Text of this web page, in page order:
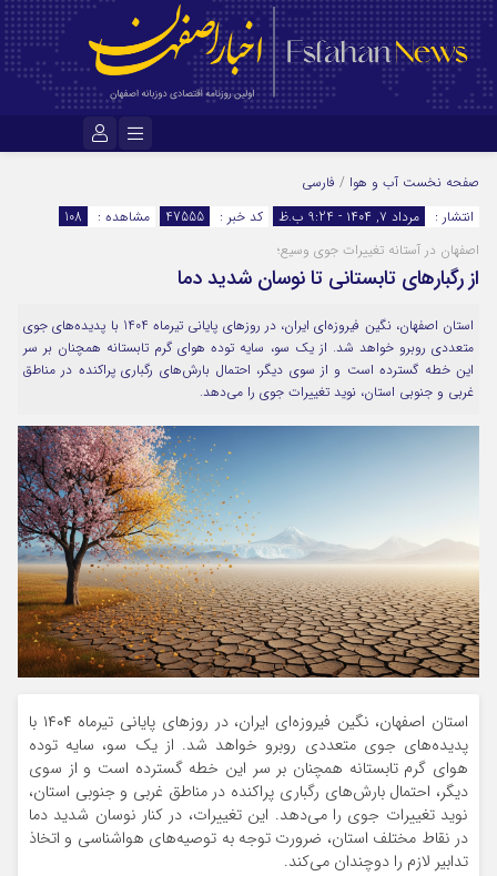
رمز عبور
مرا به خاطر بسپار
صفحه نخست آب و هوا / فارسی
انتشار :
مرداد ۷, ۱۴۰۴ - 9:24 ب.ظ کد خبر : 47555 مشاهده :
108
اصفهان در آستانه تغییرات جوی وسیع؛
از رگبارهای تابستانی تا نوسان شدید دما
استان اصفهان، نگین فیروزه‌ای ایران، در روزهای پایانی تیرماه 1404 با پدیده‌های جوی
متعددی روبرو خواهد شد. از یک سو، سایه توده هوای گرم تابستانه همچنان بر سر
این خطه گسترده است و از سوی دیگر، احتمال بارش‌های رگباری پراکنده در مناطق
غربی و جنوبی استان، نوید تغییرات جوی را می‌دهد.
استان اصفهان، نگین فیروزه‌ای ایران، در روزهای پایانی تیرماه ۱۴۰۴ با
پدیده‌های جوی متعددی روبرو خواهد شد. از یک سو، سایه توده
هوای گرم تابستانه همچنان بر سر این خطه گسترده است و از سوی
دیگر، احتمال بارش‌های رگباری پراکنده در مناطق غربی و جنوبی استان،
نوید تغییرات جوی را می‌دهد. این تغییرات، در کنار نوسان شدید دما
در نقاط مختلف استان، ضرورت توجه به توصیه‌های هواشناسی و اتخاذ
تدابیر لازم را دوچندان می‌کند.